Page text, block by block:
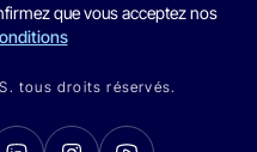
que vous acceptez nos
tous droits réservés.